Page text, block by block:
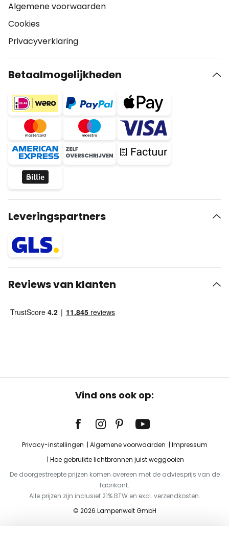
Algemene voorwaarden
Cookies
Privacyverklaring
Betaalmogelijkheden
Leveringspartners
Reviews van klanten
Vind ons ook op:
Privacy-instellingen Algemene voorwaarden
Impressum
Hoe gebruikte lichtbronnen juist weggooien
De doorgestreepte prijzen komen overeen met de adviesprijs van de
fabrikant.
Alle prijzen zijn inclusief 21% BTW en excl. verzendkosten.
© 2026 Lampenwelt GmbH